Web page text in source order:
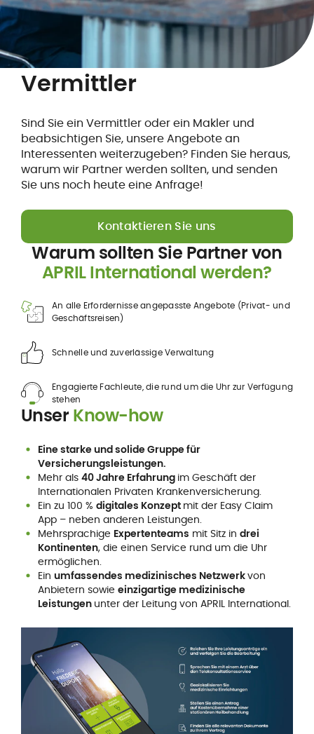
Vermittler
Sind Sie ein Vermittler oder ein Makler und
beabsichtigen Sie, unsere Angebote an
Interessenten weiterzugeben? Finden Sie heraus,
warum wir Partner werden sollten, und senden
Sie uns noch heute eine Anfrage!
Kontaktieren Sie uns
Warum sollten Sie Partner von
APRIL International werden?
An alle Erfordernisse angepasste Angebote (Privat- und
Geschäftsreisen)
Schnelle und zuverlässige Verwaltung
Engagierte Fachleute, die rund um die Uhr zur Verfügung
stehen
Unser Know-how
Eine starke und solide Gruppe für
Versicherungsleistungen.
Mehr als 40 Jahre Erfahrung im Geschäft der
Internationalen Privaten Krankenversicherung.
Ein zu 100 % digitales Konzept mit der Easy Claim
App – neben anderen Leistungen.
Mehrsprachige Expertenteams mit Sitz in drei
Kontinenten, die einen Service rund um die Uhr
ermöglichen.
Ein umfassendes medizinisches Netzwerkvon
Anbietern sowie einzigartige medizinische
Leistungen unter der Leitung von APRIL International.